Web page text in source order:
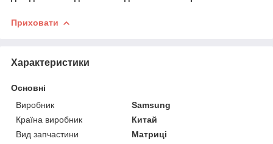
Приховати
Характеристики
Основні
Виробник
Samsung
Країна виробник
Китай
Вид запчастини
Матриці